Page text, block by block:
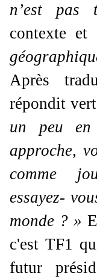
n’est
contexte et
Après
répondit
un peu en
approche,
comme
essayez-
monde ? »
c'est TF1
futur